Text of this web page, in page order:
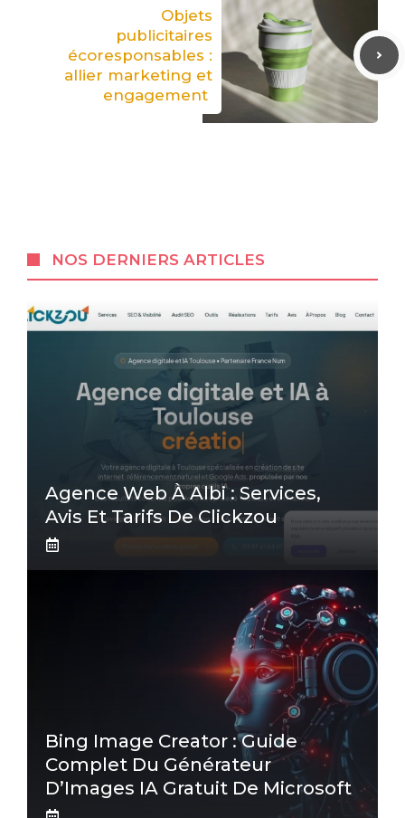
Objets
publicitaires
écoresponsables :
allier marketing et
engagement
NOS DERNIERS ARTICLES
Agence Web À Albi : Services,
Avis Et Tarifs De Clickzou
Bing Image Creator : Guide
Complet Du Générateur
D’Images IA Gratuit De Microsoft